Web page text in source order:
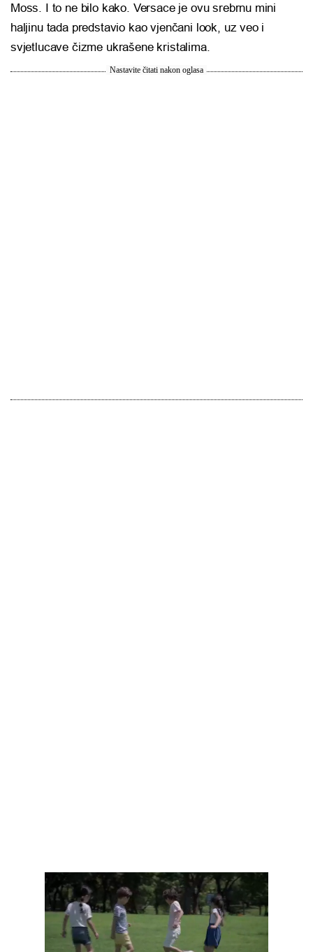
Moss. I to ne bilo kako. Versace je ovu srebrnu mini
haljinu tada predstavio kao vjenčani look, uz veo i
svjetlucave čizme ukrašene kristalima.
Nastavite čitati nakon oglasa